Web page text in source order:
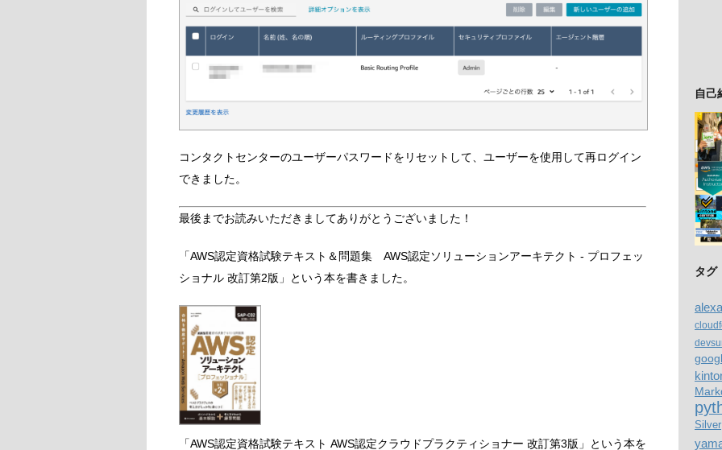
コンタクトセンターのユーザーパスワードをリセットして、ユーザーを使用して再ログイン
できました。
最後までお読みいただきましてありがとうございました！
「AWS認定資格試験テキスト＆問題集 AWS認定ソリューションアーキテクト - プロフェッ
ショナル 改訂第2版」という本を書きました。
「AWS認定資格試験テキスト AWS認定クラウドプラクティショナー 改訂第3版」という本を
自己
タグ
alexa
Silver